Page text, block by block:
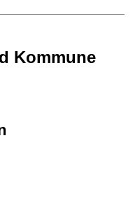
Kommune